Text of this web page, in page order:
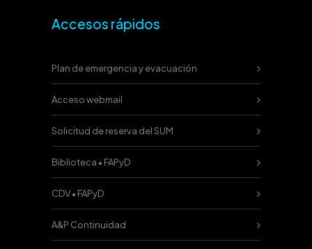
Accesos rápidos
Plan de emergencia y evacuación
Acceso webmail
Solicitud de reserva del SUM
Biblioteca • FAPyD
CDV • FAPyD
A&P Continuidad